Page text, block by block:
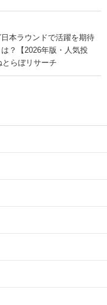
本ラウンドで活躍を期待
？【2026年版・人気投
らぼリサーチ